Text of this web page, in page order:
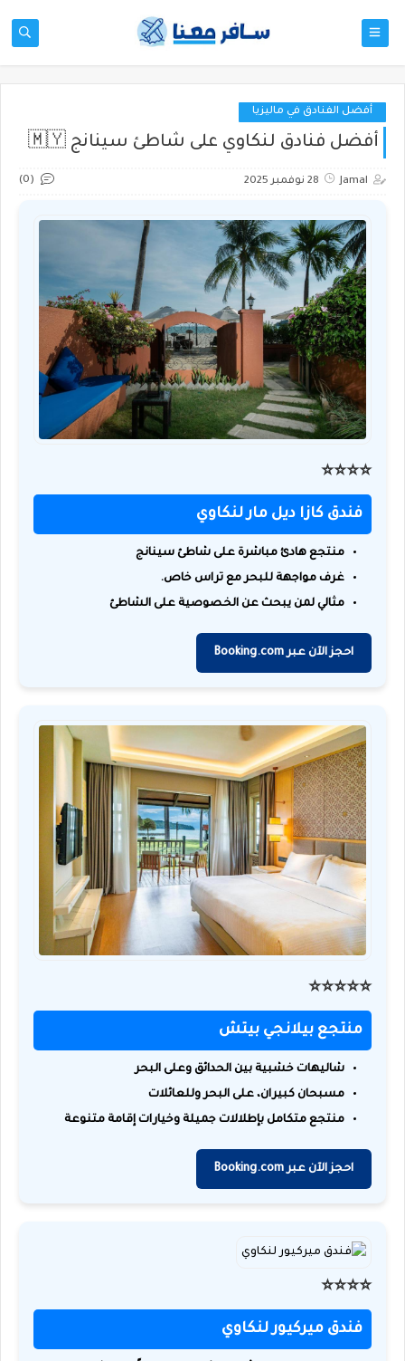
أفضل الفنادق في ماليزيا
أفضل فنادق لنكاوي على شاطئ سينانج 🇲🇾
Jamal 28 نوفمبر 2025 (0)
⭐️⭐️⭐️⭐️
فندق كازا ديل مار لنكاوي
منتجع هادئ مباشرة على شاطئ سينانج
غرف مواجهة للبحر مع تراس خاص.
مثالي لمن يبحث عن الخصوصية على الشاطئ
احجز الآن عبر Booking.com
⭐️⭐️⭐️⭐️⭐️
منتجع بيلانجي بيتش
شاليهات خشبية بين الحدائق وعلى البحر
مسبحان كبيران، على البحر وللعائلات
منتجع متكامل بإطلالات جميلة وخيارات إقامة متنوعة
احجز الآن عبر Booking.com
⭐️⭐️⭐️⭐️
فندق ميركيور لنكاوي